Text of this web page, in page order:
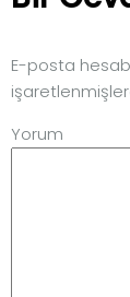
E-posta
Yorum